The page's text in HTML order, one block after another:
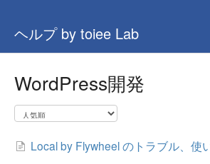
ヘルプ by toiee Lab
ナレッジ(旧)
WordPress開発
Local by Flywheel のトラブル、使